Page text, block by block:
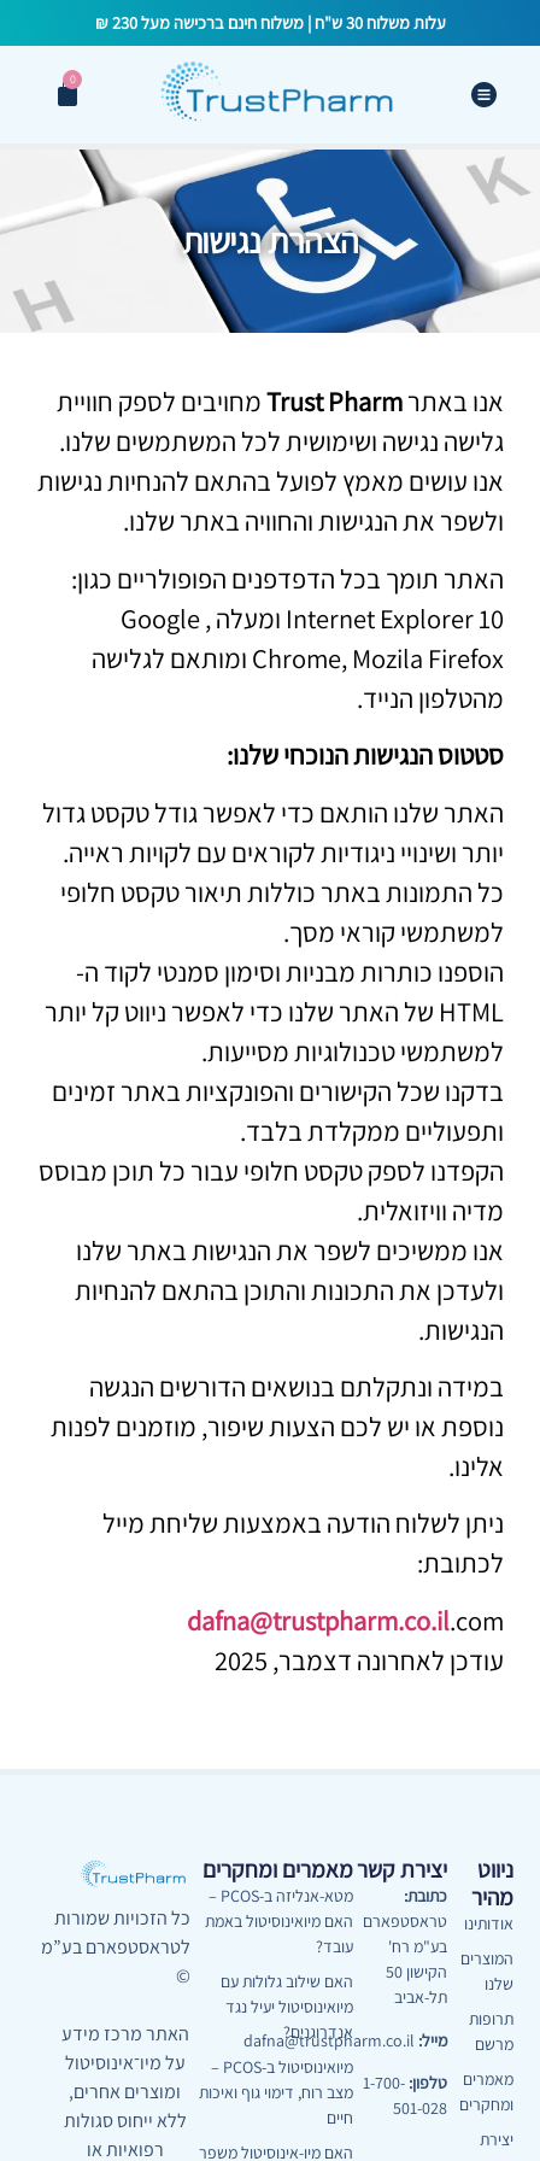
עלות משלוח 30 ש"ח | משלוח חינם ברכישה מעל 230 ₪
0
הצהרת נגישות
אנו באתרTrust Pharmמחויבים לספק חוויית
גלישה נגישה ושימושית לכל המשתמשים שלנו.
אנו עושים מאמץ לפועל בהתאם להנחיות נגישות
ולשפר את הנגישות והחוויה באתר שלנו.
האתר תומך בכל הדפדפנים הפופולריים כגון:
Internet Explorer 10 ומעלה , Google
Chrome, Mozila Firefox ומותאם לגלישה
מהטלפון הנייד.
סטטוס הנגישות הנוכחי שלנו:
האתר שלנו הותאם כדי לאפשר גודל טקסט גדול
יותר ושינויי ניגודיות לקוראים עם לקויות ראייה.
כל התמונות באתר כוללות תיאור טקסט חלופי
למשתמשי קוראי מסך.
הוספנו כותרות מבניות וסימון סמנטי לקוד ה-
HTML של האתר שלנו כדי לאפשר ניווט קל יותר
למשתמשי טכנולוגיות מסייעות.
בדקנו שכל הקישורים והפונקציות באתר זמינים
ותפעוליים ממקלדת בלבד.
הקפדנו לספק טקסט חלופי עבור כל תוכן מבוסס
מדיה וויזואלית.
אנו ממשיכים לשפר את הנגישות באתר שלנו
ולעדכן את התכונות והתוכן בהתאם להנחיות
הנגישות.
במידה ונתקלתם בנושאים הדורשים הנגשה
נוספת או יש לכם הצעות שיפור, מוזמנים לפנות
אלינו.
ניתן לשלוח הודעה באמצעות שליחת מייל
לכתובת:
dafna@trustpharm.co.il.com
עודכן לאחרונה דצמבר, 2025
ניווט
מהיר
אודותינו
המוצרים
שלנו
תרופות
מרשם
מאמרים
ומחקרים
יצירת
יצירת קשר
כתובת:
טראסטפארם
בע"מ רח'
הקישון 50
תל-אביב
מייל:
טלפון: 1-700-
501-028
מאמרים ומחקרים
מטא-אנליזה ב-PCOS –
האם מיואינוסיטול באמת
עובד?
האם שילוב גלולות עם
מיואינוסיטול יעיל נגד
אנדרוגנים?
מיואינוסיטול ב-PCOS –
מצב רוח, דימוי גוף ואיכות
חיים
האם מיו-אינוסיטול משפר
כל הזכויות שמורות
לטראסטפארם בע”מ
©
האתר מרכז מידע
על מיו־אינוסיטול
ומוצרים אחרים,
ללא ייחוס סגולות
רפואיות או